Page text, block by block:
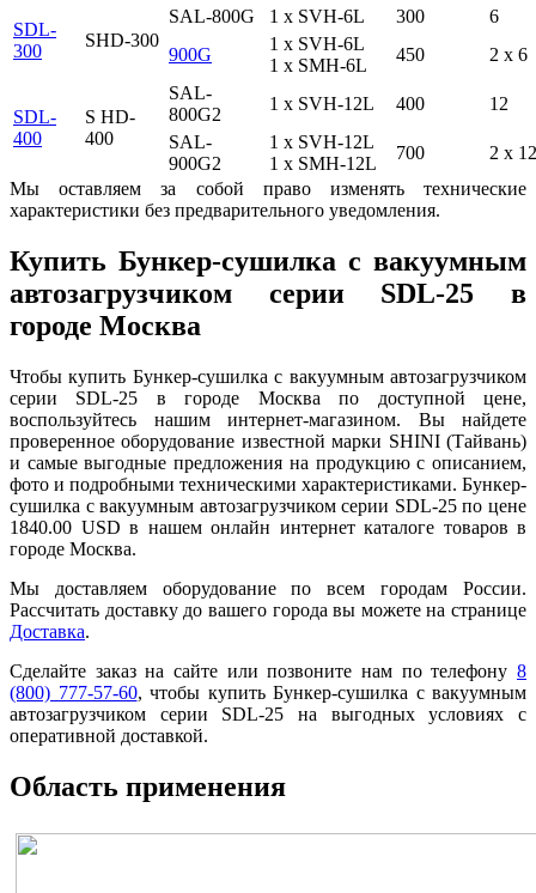
SDL-
300
SHD-300
SAL-800G 1 x SVH-6L 300
6
900G
1 x SVH-6L
1 x SMH-6L
450 2 x 6
SDL-
400
S HD-
400
SAL-
800G2
1 x SVH-12L 400
12
SAL-
900G2
1 x SVH-12L
1 x SMH-12L
700
2 x 12
Мы оставляем за собой право изменять технические
характеристики без предварительного уведомления.
Купить Бункер-сушилка с вакуумным
автозагрузчиком серии SDL-25 в
городе Москва
Чтобы купить Бункер-сушилка с вакуумным автозагрузчиком
серии SDL-25 в городе Москва по доступной цене,
воспользуйтесь нашим интернет-магазином. Вы найдете
проверенное оборудование известной марки SHINI (Тайвань)
и самые выгодные предложения на продукцию с описанием,
фото и подробными техническими характеристиками. Бункер-
сушилка с вакуумным автозагрузчиком серии SDL-25 по цене
1840.00 USD в нашем онлайн интернет каталоге товаров в
городе Москва.
Мы доставляем оборудование по всем городам России.
Рассчитать доставку до вашего города вы можете на странице
Доставка.
Сделайте заказ на сайте или позвоните нам по телефону 8
(800) 777-57-60, чтобы купить Бункер-сушилка с вакуумным
автозагрузчиком серии SDL-25 на выгодных условиях с
оперативной доставкой.
Область применения